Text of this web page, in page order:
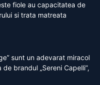
fiole au capacitatea de
si trata matreata
sunt un adevarat miracol
brandul „Sereni Capelli”,